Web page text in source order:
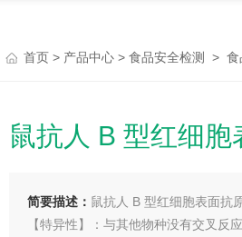
首页 > 产品中心 > 食品安全检测 > 食
鼠抗人 B 型红细
简要描述： 鼠抗人 B 型红细胞表面抗
【特异性】：与其他物种没有交叉反应